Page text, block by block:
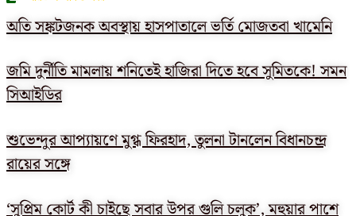
অতি সঙ্কটজনক অবস্থায় হাসপাতালে ভর্তি মোজতবা খামেনি
জমি দুর্নীতি মামলায় শনিতেই হাজিরা দিতে হবে সুমিতকে! সমন
সিআইডির
শুভেন্দুর আপ্যায়ণে মুগ্ধ ফিরহাদ, তুলনা টানলেন বিধানচন্দ্র
রায়ের সঙ্গে
‘সুপ্রিম কোর্ট কী চাইছে সবার উপর গুলি চলুক’, মহুয়ার পাশে